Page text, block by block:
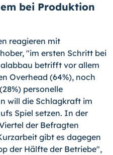
bei Produktion
reagieren mit
"im ersten Schritt bei
betrifft vor allem
Overhead (64%), noch
personelle
will die Schlagkraft im
Spiel setzen. In der
der Befragten
gibt es dagegen
der Hälfte der Betriebe",